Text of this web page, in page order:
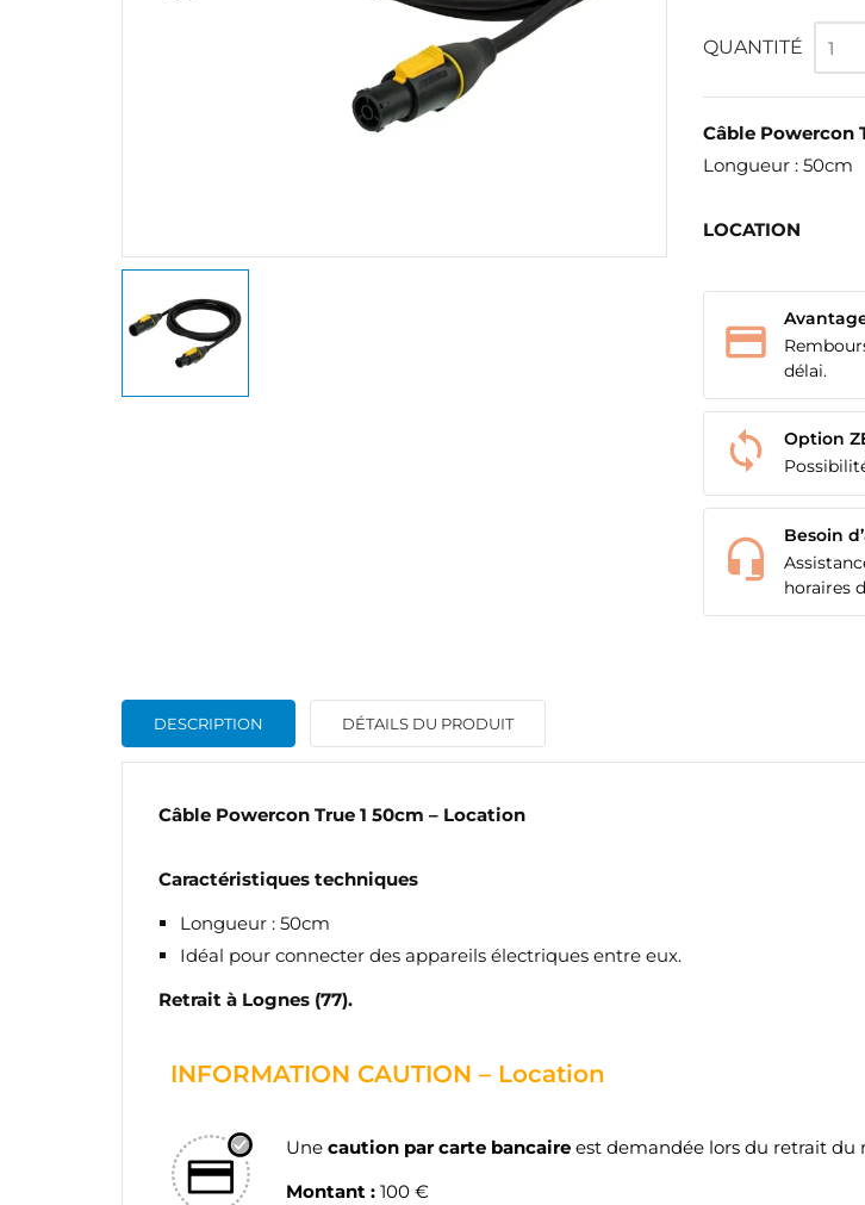
QUANTITÉ
Câble Powercon
Longueur : 50cm
LOCATION
délai.
Option
Besoin
horaires
DESCRIPTION DÉTAILS DU PRODUIT
Câble Powercon True 1 50cm – Location
Caractéristiques techniques
Longueur : 50cm
Idéal pour connecter des appareils électriques entre eux.
Retrait à Lognes (77).
INFORMATION CAUTION – Location
Unecaution par carte bancaire est demandée lors du retrait du
Montant : 100 €